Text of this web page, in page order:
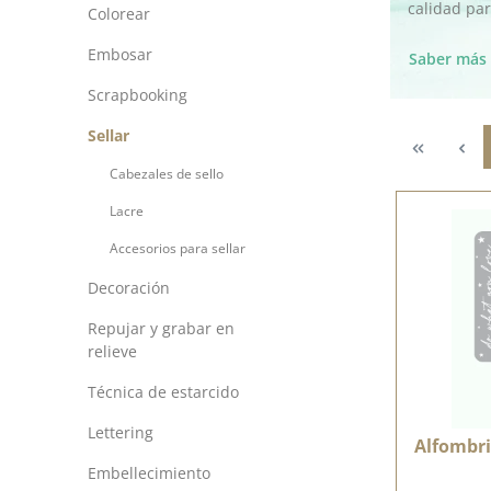
Colorear
Embosar
Scrapbooking
Sellar
Cabezales de sello
Lacre
Accesorios para sellar
Decoración
Repujar y grabar en
relieve
Técnica de estarcido
Lettering
Embellecimiento
calidad
Saber más
Sellar
En